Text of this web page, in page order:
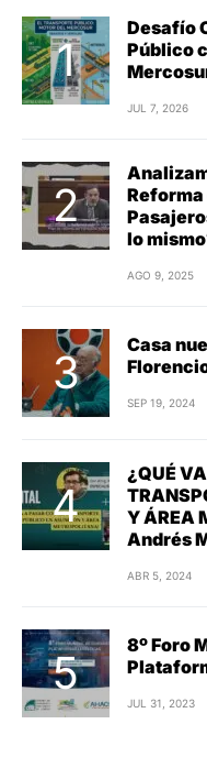
Desafío
Público
JUL 7, 2026
lo
AGO 9, 2025
Casa
SEP 19, 2024
¿QUÉ
Y ÁREA
Andrés
ABR 5, 2024
8º Foro
JUL 31, 2023